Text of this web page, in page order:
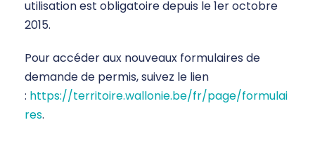
utilisation est obligatoire depuis le 1er octobre
2015.
Pour accéder aux nouveaux formulaires de
demande de permis, suivez le lien
: https://territoire.wallonie.be/fr/page/formulai
res.